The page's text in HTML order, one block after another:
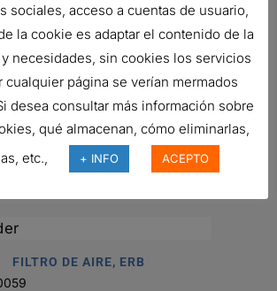
DE AIRE, FPG RADIALSEAL
177,04 €
DE AIRE, PSD POWERCORE
243,22€
FILTRO DE AIRE, ERB
sociales, acceso a cuentas de usuario,
la cookie es adaptar el contenido de la
necesidades, sin cookies los servicios
cualquier página se verían mermados
desea consultar más información sobre
qué almacenan, cómo eliminarlas,
etc.,
+ INFO ACEPTO